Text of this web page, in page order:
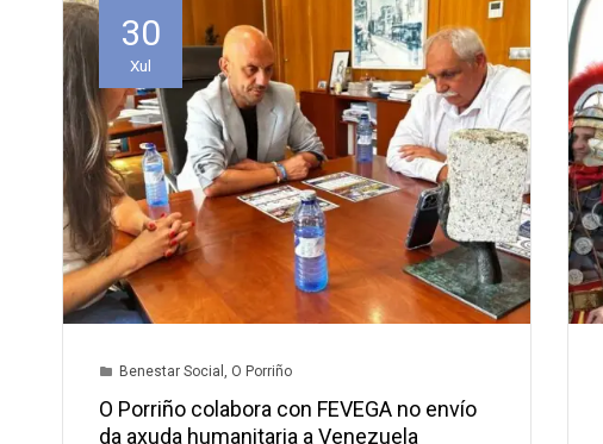
30
Xul
Benestar Social , O Porriño
O Porriño colabora con FEVEGA no envío
da axuda humanitaria a Venezuela